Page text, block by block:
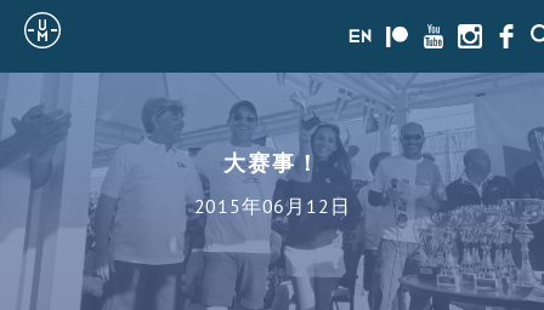
Sailing
Uncle
Moe
Instagram
Youtube
Patreon
en
大赛事！
2015年06月12日